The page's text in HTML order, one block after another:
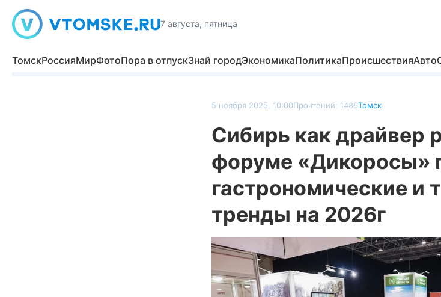
7 августа, пятница
ТомскРоссияМирФотоПора в отпускЗнай городЭкономикаПолитикаПроисшествияАвто
5 ноября 2025, 10:00Прочтений: 1486Томск
Сибирь как драйвер
форуме «Дикоросы»
гастрономические и
тренды на 2026г